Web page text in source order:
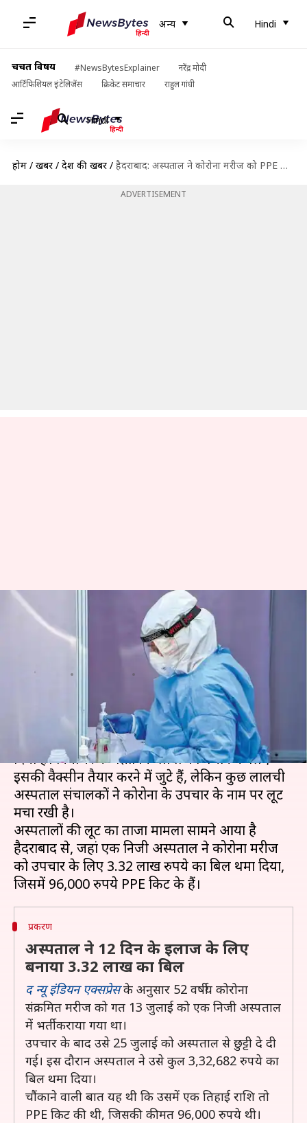
अन्य Hindi
चर्चित विषय #NewsBytesExplainer
नरेंद्र मोदी
आर्टिफिशियल इंटेलिजेंस
क्रिकेट समाचार राहुल गांधी
Hindi
होम / खबरें / देश की खबरें / हैदराबाद: अस्पताल ने कोरोना मरीज को PPE किट के लिए थमाया 96,000 रुपये का बिल
ADVERTISEMENT
हैदराबाद: अस्पताल ने कोरोना मरीज
को PPE किट के लिए थमाया 96,000
रुपये का बिल
भारत शर्मा 01:00 pm
कोरोना वायरस महामारी ने पूरी दुनिया को घुटनों पर ला
दिया है। दुनियाभर के वैज्ञानिक लोगों को बचाने के लिए
इसकी वैक्सीन तैयार करने में जुटे हैं, लेकिन कुछ लालची
अस्पताल संचालकों ने कोरोना के उपचार के नाम पर लूट
मचा रखी है।
अस्पतालों की लूट का ताजा मामला सामने आया है
हैदराबाद से, जहां एक निजी अस्पताल ने कोरोना मरीज
को उपचार के लिए 3.32 लाख रुपये का बिल थमा दिया,
प्रकरण
अस्पताल ने 12 दिन के इलाज के लिए
बनाया 3.32 लाख का बिल
द न्यू इंडियन एक्सप्रेसके अनुसार 52 वर्षीय कोरोना
संक्रमित मरीज को गत 13 जुलाई को एक निजी अस्पताल
में भर्ती कराया गया था।
उपचार के बाद उसे 25 जुलाई को अस्पताल से छुट्टी दे दी
गई। इस दौरान अस्पताल ने उसे कुल 3,32,682 रुपये का
बिल थमा दिया।
चौंकाने वाली बात यह थी कि उसमें एक तिहाई राशि तो
PPE किट की थी, जिसकी कीमत 96,000 रुपये थी।